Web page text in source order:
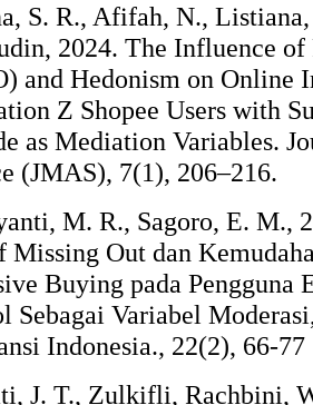
S. R., Afifah, N.,
2024. The Influence
and Hedonism on Online
Z Shopee Users with
as Mediation Variables.
(JMAS), 7(1), 206–216.
M. R., Sagoro, E. M.,
Missing Out dan
Buying pada Pengguna
Sebagai Variabel
Indonesia., 22(2), 66-77
J. T., Zulkifli, Rachbini,